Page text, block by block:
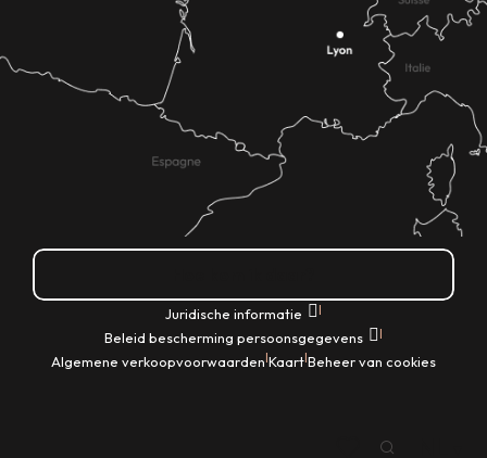
Juridische informatie |
Beleid bescherming persoonsgegevens |
Algemene verkoopvoorwaarden|Kaart|Beheer van cookies